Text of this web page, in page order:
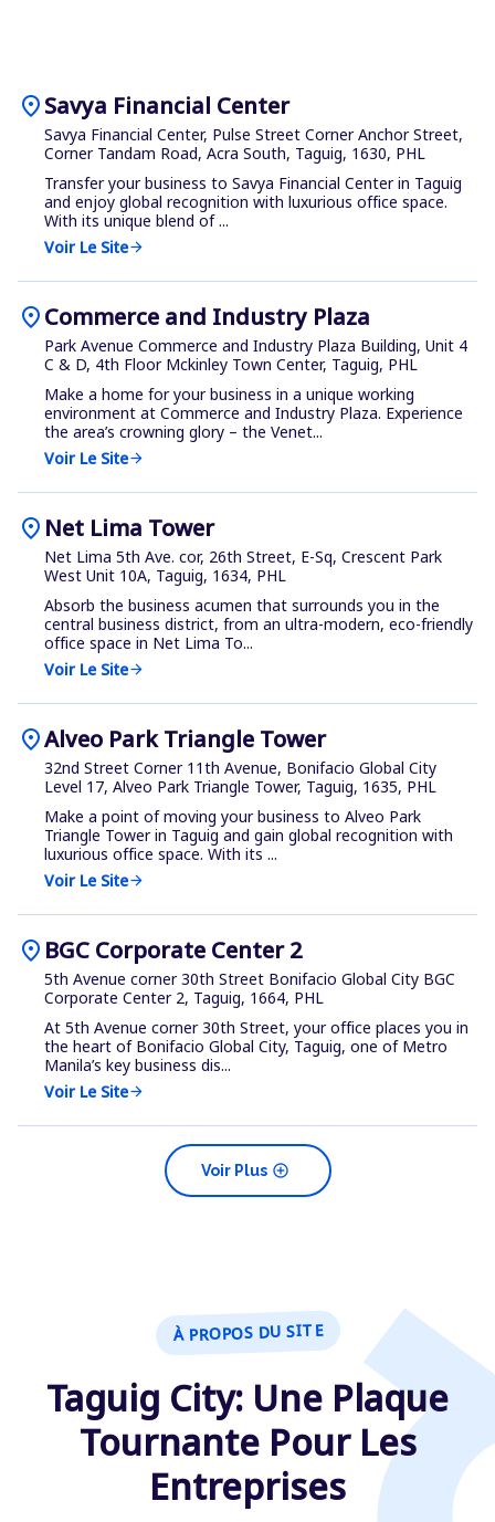
location_onSavya Financial Center
Savya Financial Center, Pulse Street Corner Anchor Street,
Corner Tandam Road, Acra South, Taguig, 1630, PHL
Transfer your business to Savya Financial Center in Taguig
and enjoy global recognition with luxurious office space.
With its unique blend of ...
Voir Le Sitearrow_forward
location_onCommerce and Industry Plaza
Park Avenue Commerce and Industry Plaza Building, Unit 4
C & D, 4th Floor Mckinley Town Center, Taguig, PHL
Make a home for your business in a unique working
environment at Commerce and Industry Plaza. Experience
the area’s crowning glory – the Venet...
Voir Le Sitearrow_forward
location_on Net Lima Tower
Net Lima 5th Ave. cor, 26th Street, E-Sq, Crescent Park
West Unit 10A, Taguig, 1634, PHL
Absorb the business acumen that surrounds you in the
central business district, from an ultra-modern, eco-friendly
office space in Net Lima To...
Voir Le Sitearrow_forward
location_onAlveo Park Triangle Tower
32nd Street Corner 11th Avenue, Bonifacio Global City
Level 17, Alveo Park Triangle Tower, Taguig, 1635, PHL
Make a point of moving your business to Alveo Park
Triangle Tower in Taguig and gain global recognition with
luxurious office space. With its ...
Voir Le Sitearrow_forward
location_on BGC Corporate Center 2
5th Avenue corner 30th Street Bonifacio Global City BGC
Corporate Center 2, Taguig, 1664, PHL
At 5th Avenue corner 30th Street, your office places you in
the heart of Bonifacio Global City, Taguig, one of Metro
Manila’s key business dis...
Voir Le Sitearrow_forward
add_circle
Voir Plus
À PROPOS DU SITE
Taguig City: Une Plaque
Tournante Pour Les
Entreprises